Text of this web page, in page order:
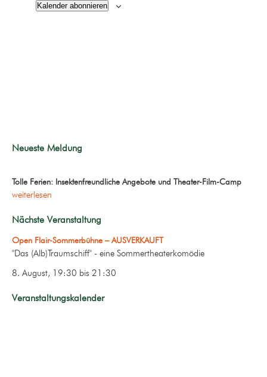
Kalender abonnieren
Neueste Meldung
Tolle Ferien: Insektenfreundliche Angebote und Theater-Film-Camp
weiterlesen
Nächste Veranstaltung
Open Flair-Sommerbühne – AUSVERKAUFT
"Das (Alb)Traumschiff" - eine Sommertheaterkomödie
8. August, 19:30 bis 21:30
Veranstaltungskalender